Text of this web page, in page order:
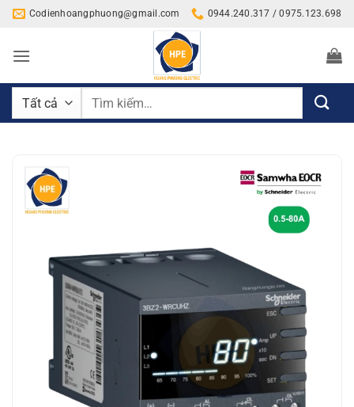
Bỏ
nội
Codienhoangphuong@gmail.com 0944.240.317 / 0975.123.698
Tìm